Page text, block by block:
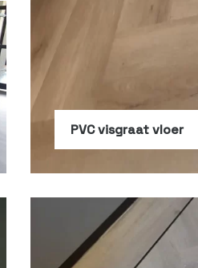
PVC visgraat vloer